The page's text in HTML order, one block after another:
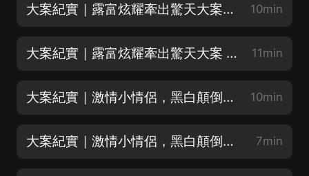
大案紀實｜露富炫耀牽出驚天大案 |上 10min
大案紀實｜露富炫耀牽出驚天大案 |下 11min
大案紀實｜激情小情侶，黑白顛倒下的血案 |上 10min
大案紀實｜激情小情侶，黑白顛倒下的血案 |下 7min